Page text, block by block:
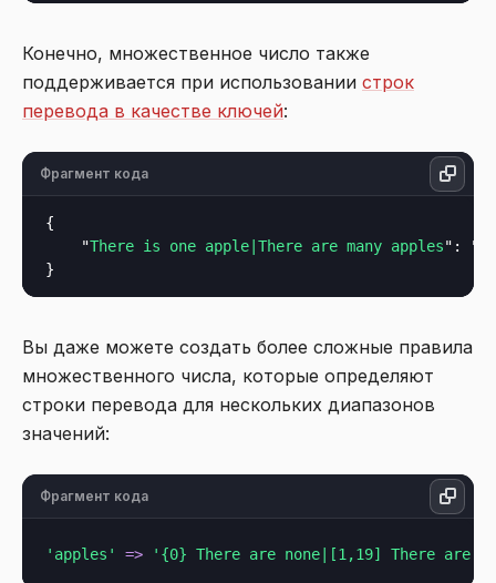
Конечно, множественное число также
поддерживается при использовании строк
перевода в качестве ключей:
Фрагмент кода
{
    "
There is one apple|There are many apples": "
Вы даже можете создать более сложные правила
множественного числа, которые определяют
строки перевода для нескольких диапазонов
значений:
Фрагмент кода
'apples' => '{0} There are none|[1,19] There are